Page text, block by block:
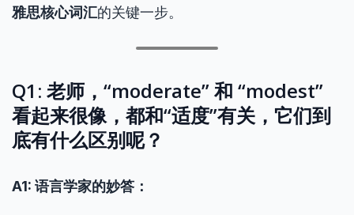
雅思核心词汇的关键一步。
Q1: 老师，“moderate” 和 “modest”
看起来很像，都和“适度”有关，它们到
底有什么区别呢？
A1: 语言学家的妙答：